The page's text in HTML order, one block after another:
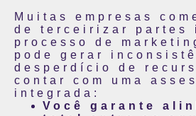
Muitas empresas
de terceirizar partes
processo de
pode gerar
desperdício de
contar com uma
integrada:
Você garante